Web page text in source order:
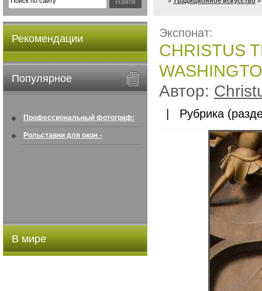
Рекомендации
Популярное
Профессиональный фотограф:
искусство создавать снимки, ...
Рольставни для окон -
В мире
Экспонат:
CHRISTUS
Автор:
| Рубрика